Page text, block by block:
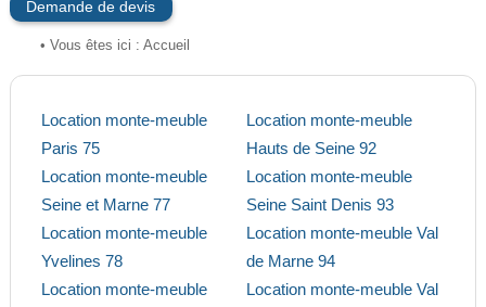
Demande de devis
• Vous êtes ici : Accueil
Location monte-meuble
Paris 75
Location monte-meuble
Seine et Marne 77
Location monte-meuble
Yvelines 78
Location monte-meuble
Location monte-meuble
Hauts de Seine 92
Location monte-meuble
Seine Saint Denis 93
Location monte-meuble Val
de Marne 94
Location monte-meuble Val